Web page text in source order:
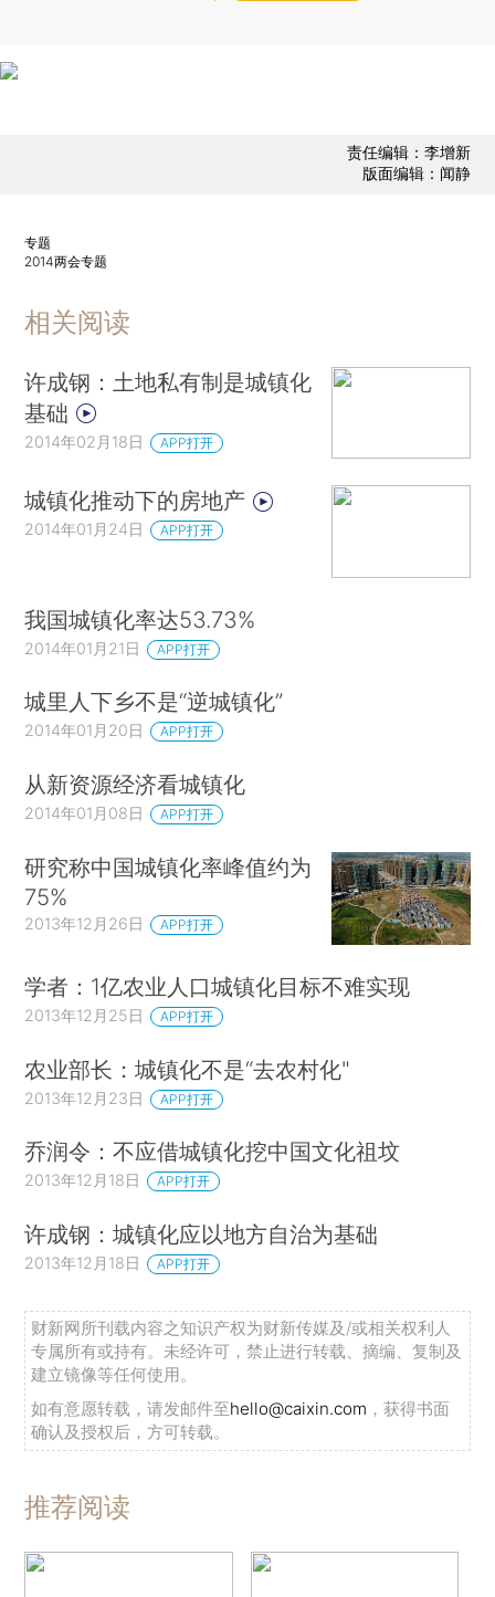
责任编辑：李增新
版面编辑：闻静
专题
2014两会专题
相关阅读
许成钢：土地私有制是城镇化
基础
2014年02月18日 APP打开
城镇化推动下的房地产
2014年01月24日 APP打开
我国城镇化率达53.73%
2014年01月21日 APP打开
城里人下乡不是“逆城镇化”
2014年01月20日 APP打开
从新资源经济看城镇化
2014年01月08日 APP打开
研究称中国城镇化率峰值约为
75%
2013年12月26日 APP打开
学者：1亿农业人口城镇化目标不难实现
2013年12月25日 APP打开
农业部长：城镇化不是“去农村化"
2013年12月23日 APP打开
乔润令：不应借城镇化挖中国文化祖坟
2013年12月18日 APP打开
许成钢：城镇化应以地方自治为基础
2013年12月18日 APP打开
财新网所刊载内容之知识产权为财新传媒及/或相关权利人
专属所有或持有。未经许可，禁止进行转载、摘编、复制及
建立镜像等任何使用。
如有意愿转载，请发邮件至hello@caixin.com ，获得书面
确认及授权后，方可转载。
推荐阅读